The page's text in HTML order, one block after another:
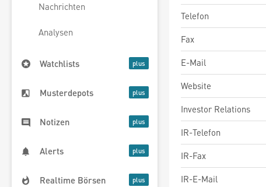
Nachrichten
Analysen
Watchlists
Musterdepots
Notizen
Alerts
Realtime Börsen
Telefon
Fax
E-Mail
Website
Investor Relations
IR-Telefon
IR-Fax
IR-E-Mail